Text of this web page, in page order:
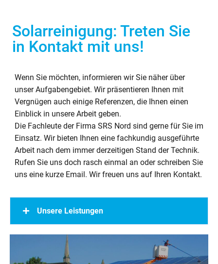
Solarreinigung: Treten Sie
in Kontakt mit uns!
Wenn Sie möchten, informieren wir Sie näher über
unser Aufgabengebiet. Wir präsentieren Ihnen mit
Vergnügen auch einige Referenzen, die Ihnen einen
Einblick in unsere Arbeit geben.
Die Fachleute der Firma SRS Nord sind gerne für Sie im
Einsatz. Wir bieten Ihnen eine fachkundig ausgeführte
Arbeit nach dem immer derzeitigen Stand der Technik.
Rufen Sie uns doch rasch einmal an oder schreiben Sie
uns eine kurze Email. Wir freuen uns auf Ihren Kontakt.
Unsere Leistungen